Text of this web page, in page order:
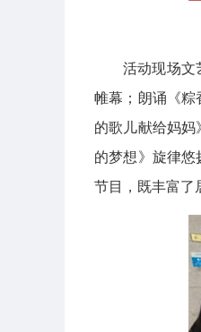
活动现场文
帷幕；朗诵《粽
的歌儿献给妈
的梦想》旋律
节目，既丰富了